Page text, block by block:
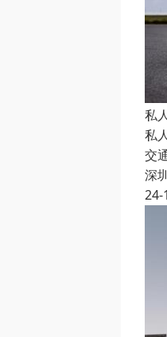
私
私
交
深
24-